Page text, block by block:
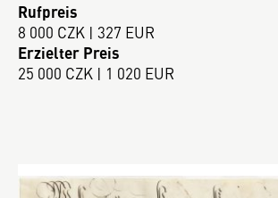
Rufpreis
8 000 CZK | 327 EUR
Erzielter Preis
25 000 CZK | 1 020 EUR